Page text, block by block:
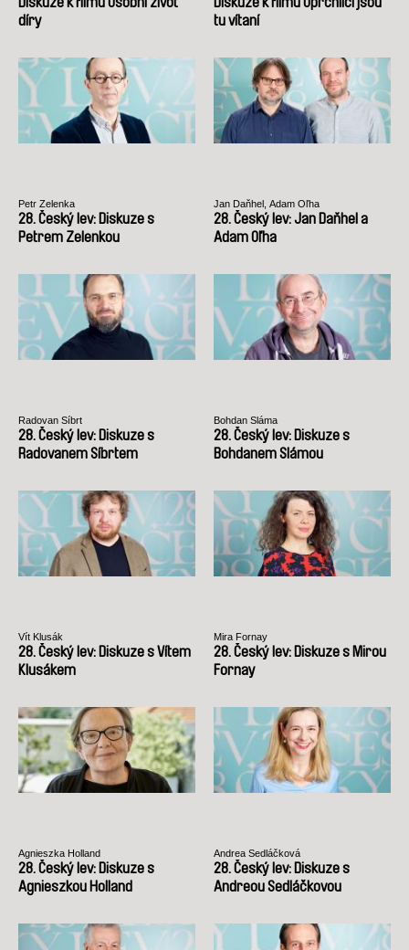
díry
tu vítaní
Petr Zelenka
28. Český lev: Diskuze s
Petrem Zelenkou
Jan Daňhel, Adam Oľha
28. Český lev: Jan Daňhel a
Adam Oľha
Radovan Síbrt
28. Český lev: Diskuze s
Radovanem Síbrtem
Bohdan Sláma
28. Český lev: Diskuze s
Bohdanem Slámou
Vít Klusák
28. Český lev: Diskuze s Vítem
Klusákem
Mira Fornay
28. Český lev: Diskuze s Mirou
Fornay
Agnieszka Holland
28. Český lev: Diskuze s
Agnieszkou Holland
Andrea Sedláčková
28. Český lev: Diskuze s
Andreou Sedláčkovou